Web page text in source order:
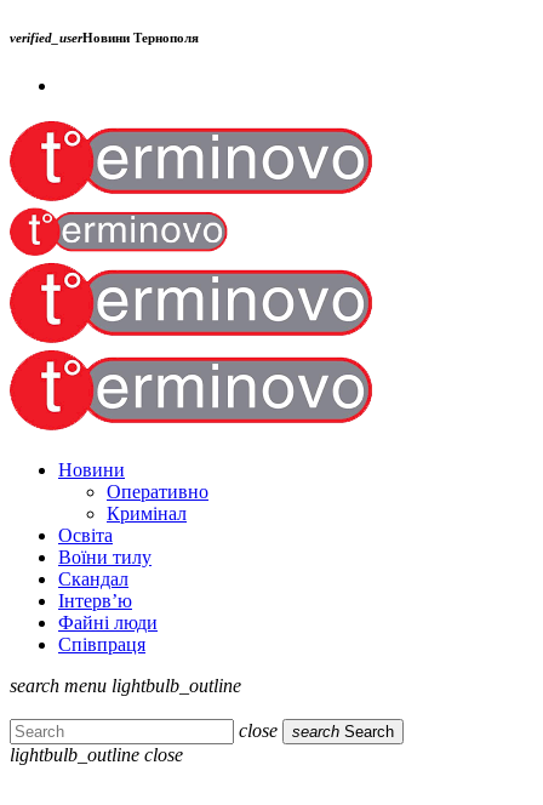
verified_userНовини Тернополя
Новини
Оперативно
Кримінал
Освіта
Воїни тилу
Скандал
Інтерв’ю
Файні люди
Співпраця
search menu lightbulb_outline
close search Search
lightbulb_outline close